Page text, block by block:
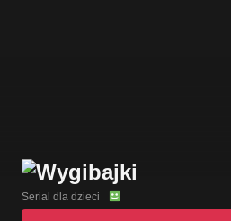
Serial dla dzieci